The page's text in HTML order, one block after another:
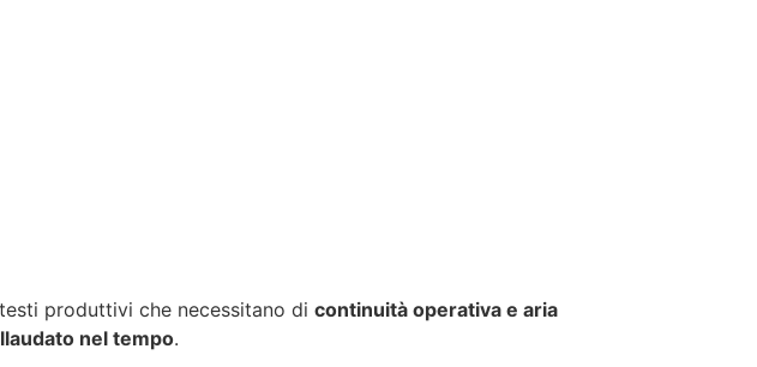
produttivi che necessitano di continuità operativa e aria
nel tempo.